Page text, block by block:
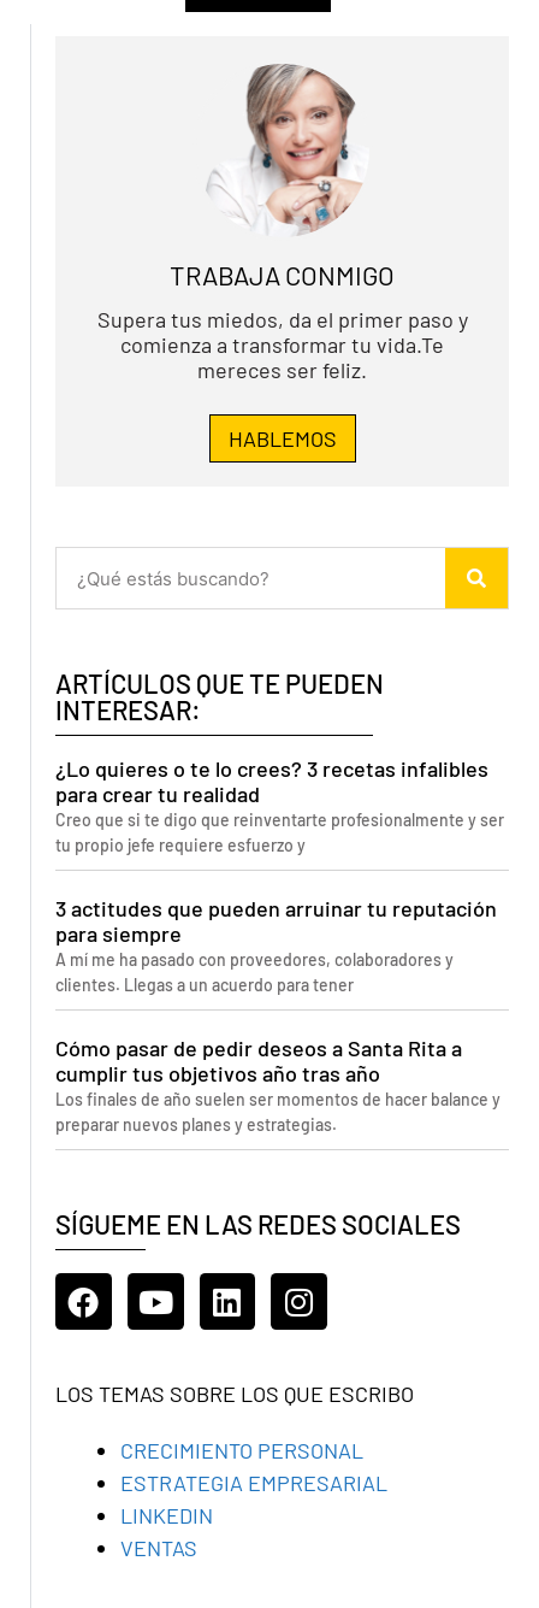
TRABAJA CONMIGO
Supera tus miedos, da el primer paso y
comienza a transformar tu vida.Te
mereces ser feliz.
HABLEMOS
ARTÍCULOS QUE TE PUEDEN
INTERESAR:
¿Lo quieres o te lo crees? 3 recetas infalibles
para crear tu realidad
Creo que si te digo que reinventarte profesionalmente y ser
tu propio jefe requiere esfuerzo y
3 actitudes que pueden arruinar tu reputación
para siempre
A mí me ha pasado con proveedores, colaboradores y
clientes. Llegas a un acuerdo para tener
Cómo pasar de pedir deseos a Santa Rita a
cumplir tus objetivos año tras año
Los finales de año suelen ser momentos de hacer balance y
preparar nuevos planes y estrategias.
SÍGUEME EN LAS REDES SOCIALES
LOS TEMAS SOBRE LOS QUE ESCRIBO
CRECIMIENTO PERSONAL
ESTRATEGIA EMPRESARIAL
LINKEDIN
VENTAS